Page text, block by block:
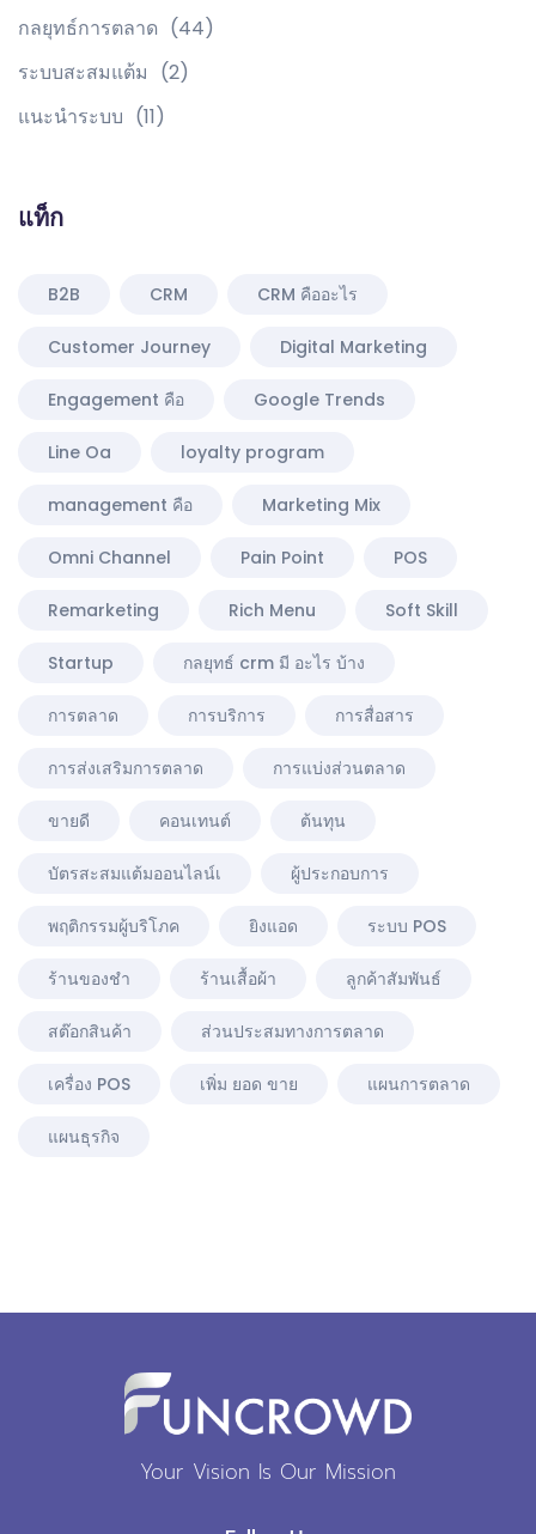
กลยุทธ์การตลาด (44)
ระบบสะสมแต้ม (2)
แนะนำระบบ (11)
แท็ก
B2B CRM CRM คืออะไร
Customer Journey Digital Marketing
Engagement คือ Google Trends
Line Oa loyalty program
management คือ Marketing Mix
Omni Channel Pain Point POS
Remarketing Rich Menu Soft Skill
Startup กลยุทธ์ crm มี อะไร บ้าง
การตลาด การบริการ การสื่อสาร
การส่งเสริมการตลาด การแบ่งส่วนตลาด
ขายดี คอนเทนต์ ต้นทุน
บัตรสะสมแต้มออนไลน์เ ผู้ประกอบการ
พฤติกรรมผู้บริโภค ยิงแอด ระบบ POS
ร้านของชำ ร้านเสื้อผ้า ลูกค้าสัมพันธ์
สต๊อกสินค้า ส่วนประสมทางการตลาด
เครื่อง POS เพิ่ม ยอด ขาย แผนการตลาด
แผนธุรกิจ
Your Vision Is Our Mission